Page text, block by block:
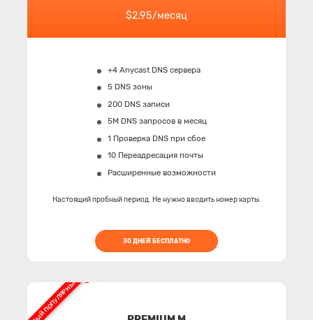
$2.95/месяц
+4 Anycast DNS сервера
5 DNS зоны
200 DNS записи
5M DNS запросов в месяц
1 Проверка DNS при сбое
10 Переадресация почты
Расширенные возможности
Настоящий пробный период. Не нужно вводить номер карты.
30 ДНЕЙ БЕСПЛАТНО
САМЫЙ ПОПУЛЯРНЫЙ